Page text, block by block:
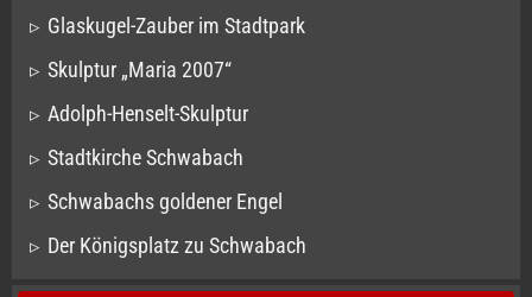
Glaskugel-Zauber im Stadtpark
Skulptur „Maria 2007“
Adolph-Henselt-Skulptur
Stadtkirche Schwabach
Schwabachs goldener Engel
Der Königsplatz zu Schwabach